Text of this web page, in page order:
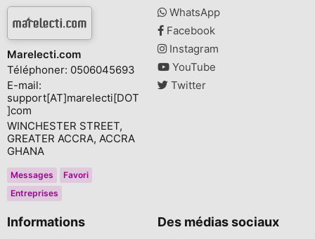
Marelecti.com
Téléphoner: 0506045693
E-mail:
support[AT]marelecti[DOT
]com
WINCHESTER STREET,
GREATER ACCRA, ACCRA
GHANA
Messages
Favori
Entreprises
WhatsApp
Facebook
Instagram
YouTube
Twitter
Informations Des médias sociaux